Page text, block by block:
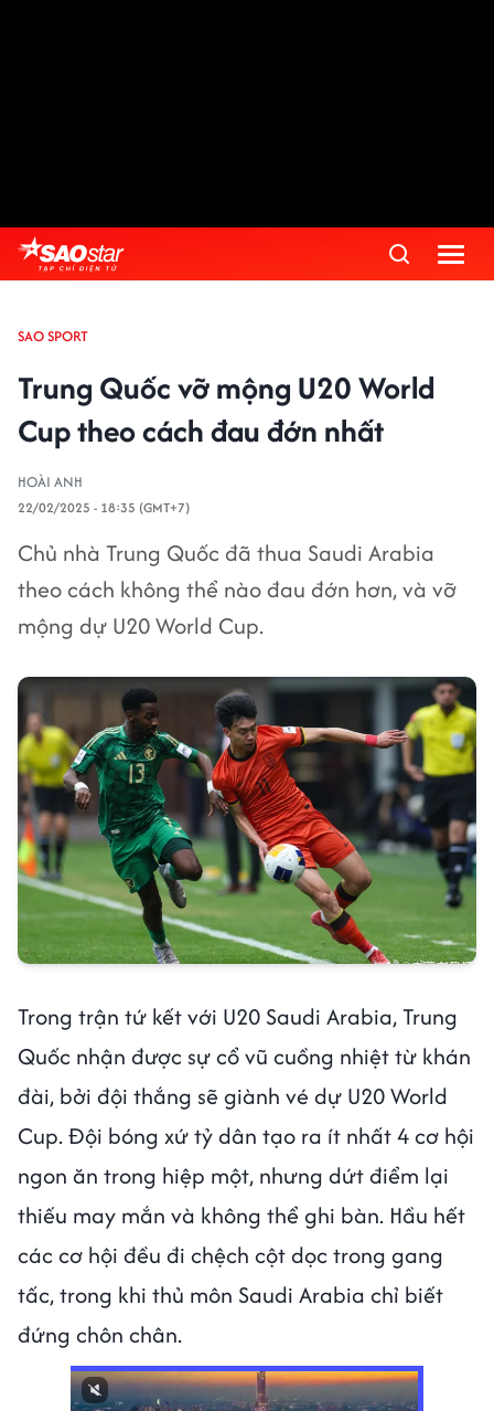
SAO SPORT
Trung Quốc vỡ mộng U20 World
Cup theo cách đau đớn nhất
HOÀI ANH
22/02/2025 - 18:35 (GMT+7)
Chủ nhà Trung Quốc đã thua Saudi Arabia
theo cách không thể nào đau đớn hơn, và vỡ
mộng dự U20 World Cup.
Trong trận tứ kết với U20 Saudi Arabia, Trung
Quốc nhận được sự cổ vũ cuồng nhiệt từ khán
đài, bởi đội thắng sẽ giành vé dự U20 World
Cup. Đội bóng xứ tỷ dân tạo ra ít nhất 4 cơ hội
ngon ăn trong hiệp một, nhưng dứt điểm lại
thiếu may mắn và không thể ghi bàn. Hầu hết
các cơ hội đều đi chệch cột dọc trong gang
tấc, trong khi thủ môn Saudi Arabia chỉ biết
đứng chôn chân.